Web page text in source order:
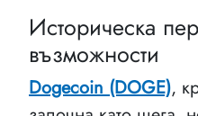
Историческа
възможности
Dogecoin (DOGE),